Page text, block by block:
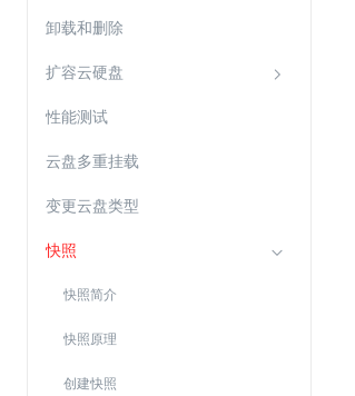
卸载和删除
扩容云硬盘
性能测试
云盘多重挂载
变更云盘类型
快照
快照简介
快照原理
创建快照
渗透测试
云堡垒机
高防IP(KAD)
Web应用防火墙(WAF)
密钥管理服务